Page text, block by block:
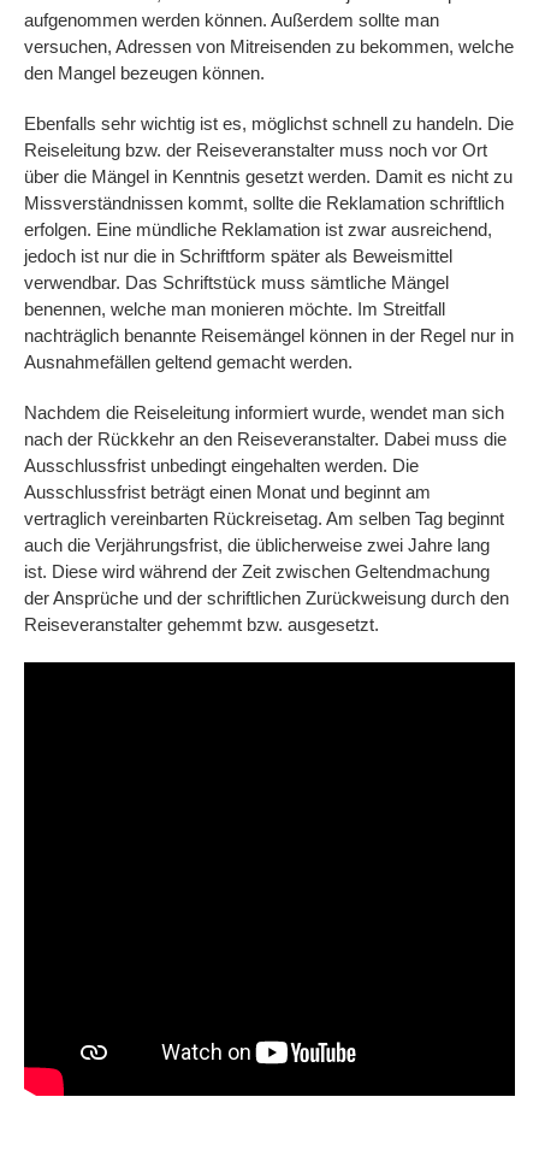
aufgenommen werden können. Außerdem sollte man
versuchen, Adressen von Mitreisenden zu bekommen, welche
den Mangel bezeugen können.
Ebenfalls sehr wichtig ist es, möglichst schnell zu handeln. Die
Reiseleitung bzw. der Reiseveranstalter muss noch vor Ort
über die Mängel in Kenntnis gesetzt werden. Damit es nicht zu
Missverständnissen kommt, sollte die Reklamation schriftlich
erfolgen. Eine mündliche Reklamation ist zwar ausreichend,
jedoch ist nur die in Schriftform später als Beweismittel
verwendbar. Das Schriftstück muss sämtliche Mängel
benennen, welche man monieren möchte. Im Streitfall
nachträglich benannte Reisemängel können in der Regel nur in
Ausnahmefällen geltend gemacht werden.
Nachdem die Reiseleitung informiert wurde, wendet man sich
nach der Rückkehr an den Reiseveranstalter. Dabei muss die
Ausschlussfrist unbedingt eingehalten werden. Die
Ausschlussfrist beträgt einen Monat und beginnt am
vertraglich vereinbarten Rückreisetag. Am selben Tag beginnt
auch die Verjährungsfrist, die üblicherweise zwei Jahre lang
ist. Diese wird während der Zeit zwischen Geltendmachung
der Ansprüche und der schriftlichen Zurückweisung durch den
Reiseveranstalter gehemmt bzw. ausgesetzt.